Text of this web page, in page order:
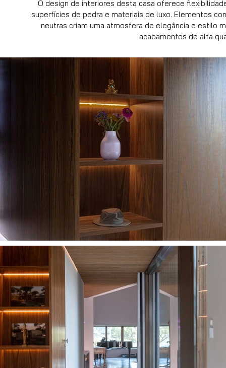
O design de interiores desta casa oferece
superfícies de pedra e materiais de luxo. Elementos
neutras criam uma atmosfera de elegância e estilo
acabamentos de alta